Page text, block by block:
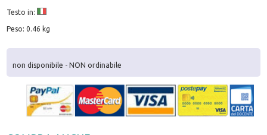
Testo in:
Peso: 0.46 kg
non disponibile - NON ordinabile